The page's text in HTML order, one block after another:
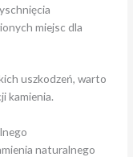
miejsc dla
uszkodzeń, warto
kamienia.
naturalnego